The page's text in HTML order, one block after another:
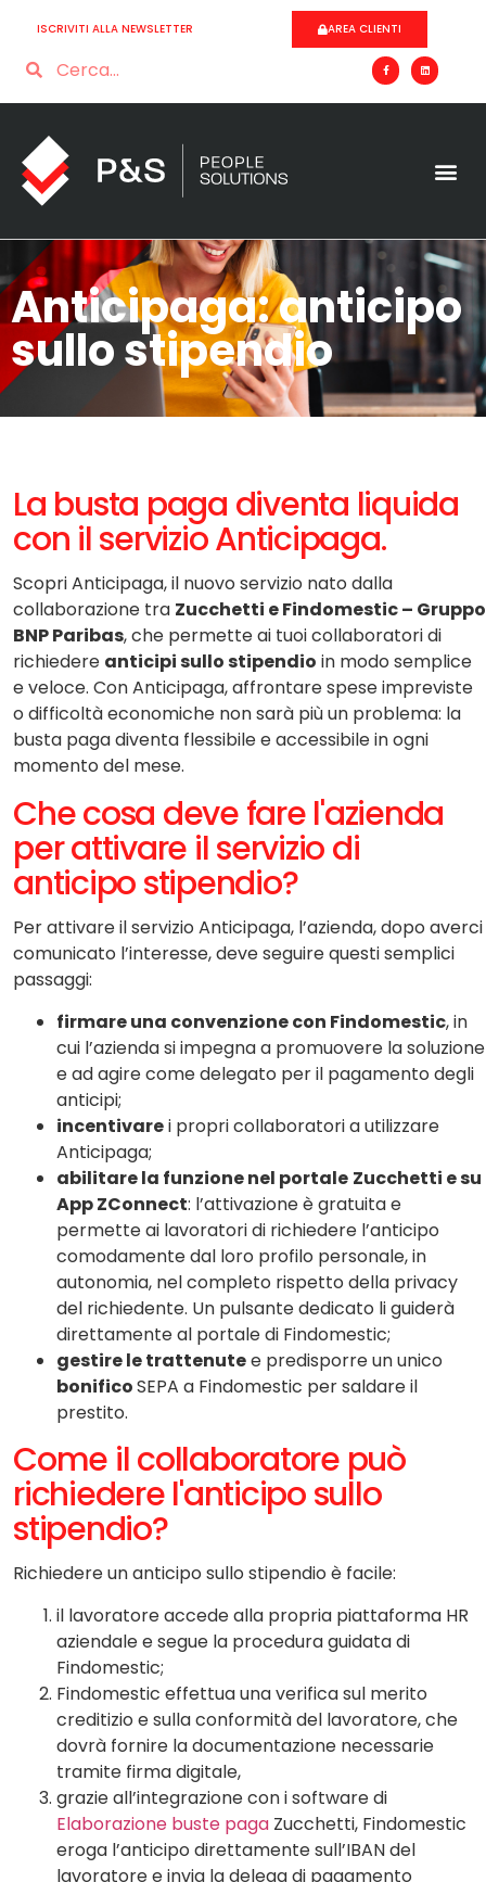
ISCRIVITI ALLA NEWSLETTER AREA CLIENTI
Anticipaga: anticipo
sullo stipendio
La busta paga diventa liquida
con il servizio Anticipaga.
Scopri Anticipaga, il nuovo servizio nato dalla
collaborazione tra Zucchetti e Findomestic – Gruppo
BNP Paribas, che permette ai tuoi collaboratori di
richiedere anticipi sullo stipendio in modo semplice
e veloce. Con Anticipaga, affrontare spese impreviste
o difficoltà economiche non sarà più un problema: la
busta paga diventa flessibile e accessibile in ogni
momento del mese.
Che cosa deve fare l'azienda
per attivare il servizio di
anticipo stipendio?
Per attivare il servizio Anticipaga, l’azienda, dopo averci
comunicato l’interesse, deve seguire questi semplici
passaggi:
firmare una convenzione con Findomestic, in
cui l’azienda si impegna a promuovere la soluzione
e ad agire come delegato per il pagamento degli
anticipi;
incentivarei propri collaboratori a utilizzare
Anticipaga;
abilitare la funzione nel portale Zucchetti e su
App ZConnect: l’attivazione è gratuita e
permette ai lavoratori di richiedere l’anticipo
comodamente dal loro profilo personale, in
autonomia, nel completo rispetto della privacy
del richiedente. Un pulsante dedicato li guiderà
direttamente al portale di Findomestic;
gestire le trattenutee predisporre un unico
bonificoSEPA a Findomestic per saldare il
prestito.
Come il collaboratore può
richiedere l'anticipo sullo
stipendio?
Richiedere un anticipo sullo stipendio è facile:
il lavoratore accede alla propria piattaforma HR
aziendale e segue la procedura guidata di
Findomestic;
Findomestic effettua una verifica sul merito
creditizio e sulla conformità del lavoratore, che
dovrà fornire la documentazione necessarie
tramite firma digitale,
grazie all’integrazione con i software di
Elaborazione buste paga Zucchetti, Findomestic
eroga l’anticipo direttamente sull’IBAN del
lavoratore e invia la delega di pagamento